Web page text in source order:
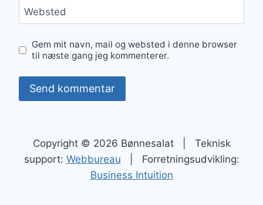
Websted
Gem mit navn, mail og websted i denne browser
til næste gang jeg kommenterer.
Copyright © 2026 Bønnesalat | Teknisk
support: Webbureau | Forretningsudvikling:
Business Intuition